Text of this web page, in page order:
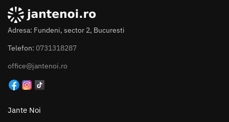
Adresa: Fundeni, sector 2, Bucuresti
Telefon: 0731318287
office@jantenoi.ro
Jante Noi